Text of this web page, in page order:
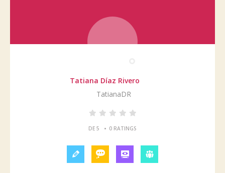
Tatiana Díaz Rivero
TatianaDR
DE 5 • 0 RATINGS